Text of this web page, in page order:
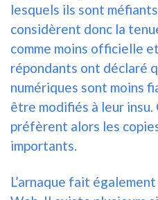
lesquels ils sont
considèrent donc la
comme moins officielle
répondants ont déclaré
numériques sont moins
être modifiés à leur insu.
préfèrent alors les
importants.
L’arnaque fait